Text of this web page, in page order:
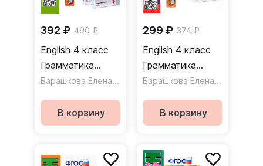
392 ₽ 490 ₽
English 4 класс
Грамматика
Часть 1 Сборник
учебнику И.Н.
Верещагиной и
Барашкова Елена Александровна
В корзину
299 ₽ 374 ₽
English 4 класс
Грамматика
Проверочные
учебнику И.В.
Верещагиной и
Барашкова Елена Александровна
В корзину